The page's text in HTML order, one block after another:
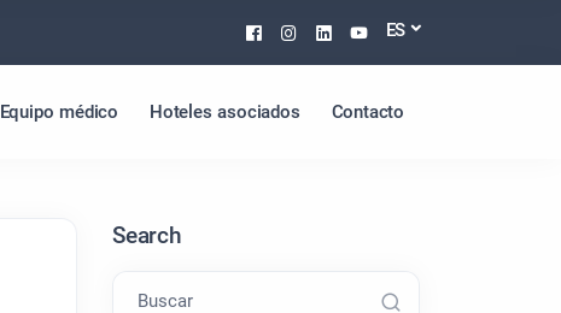
Facebook
Instagram
Linkedin
Youtube
ES
Equipo médico Hoteles asociados Contacto
Search
Buscar